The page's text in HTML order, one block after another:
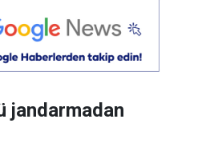
jandarmadan